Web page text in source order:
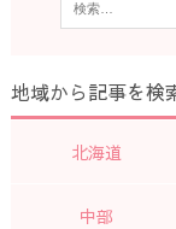
地域から記事を検
北海道
中部